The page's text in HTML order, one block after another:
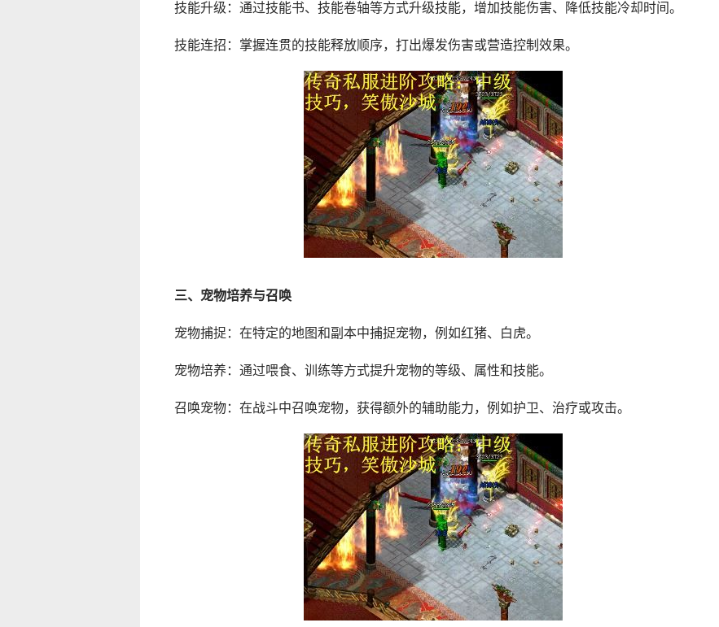
技能升级：通过技能书、技能卷轴等方式升级技能，增加技能伤害、降低技能冷却时间。
技能连招：掌握连贯的技能释放顺序，打出爆发伤害或营造控制效果。
三、宠物培养与召唤
宠物捕捉：在特定的地图和副本中捕捉宠物，例如红猪、白虎。
宠物培养：通过喂食、训练等方式提升宠物的等级、属性和技能。
召唤宠物：在战斗中召唤宠物，获得额外的辅助能力，例如护卫、治疗或攻击。